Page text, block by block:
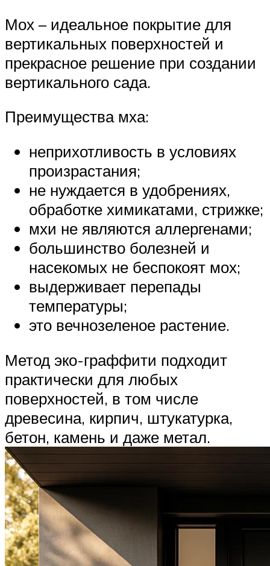
Мох – идеальное покрытие для
вертикальных поверхностей и
прекрасное решение при создании
вертикального сада.
Преимущества мха:
неприхотливость в условиях
произрастания;
не нуждается в удобрениях,
обработке химикатами, стрижке;
мхи не являются аллергенами;
большинство болезней и
насекомых не беспокоят мох;
выдерживает перепады
температуры;
это вечнозеленое растение.
Метод эко-граффити подходит
практически для любых
поверхностей, в том числе
древесина, кирпич, штукатурка,
бетон, камень и даже метал.